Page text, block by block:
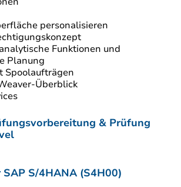
personalisieren
Funktionen und
Planung
Spoolaufträgen
Überblick
& Prüfung
S/4HANA (S4H00)